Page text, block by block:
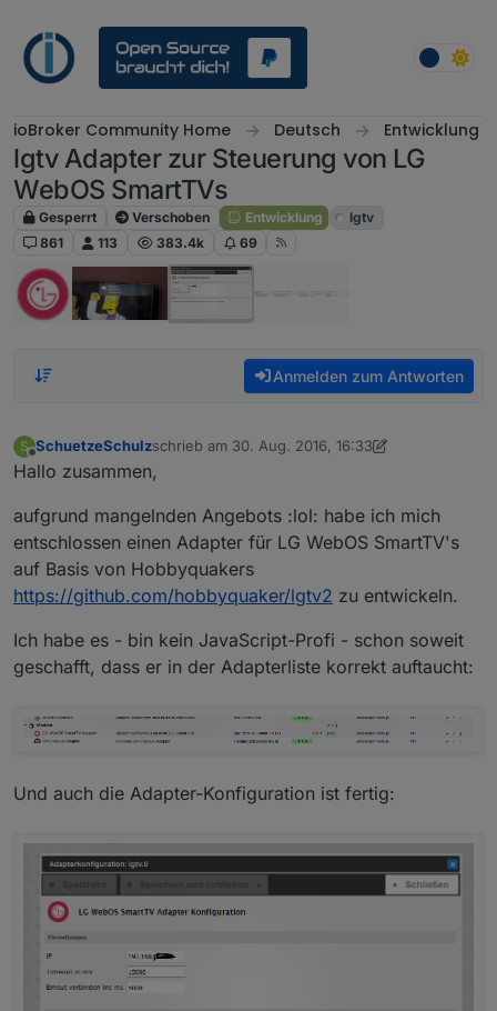
ioBroker Community Home Deutsch Entwicklung
lgtv Adapter zur Steuerung von LG
WebOS SmartTVs
Gesperrt Verschoben Entwicklung
lgtv
861
113 383.4k 69
Anmelden zum Antworten
S
Offline
SchuetzeSchulzschrieb am 30. Aug. 2016, 16:33
zuletzt editiert von Jey Cee
Hallo zusammen,
aufgrund mangelnden Angebots :lol: habe ich mich
entschlossen einen Adapter für LG WebOS SmartTV's
auf Basis von Hobbyquakers
https://github.com/hobbyquaker/lgtv2 zu entwickeln.
Ich habe es - bin kein JavaScript-Profi - schon soweit
geschafft, dass er in der Adapterliste korrekt auftaucht:
Und auch die Adapter-Konfiguration ist fertig: